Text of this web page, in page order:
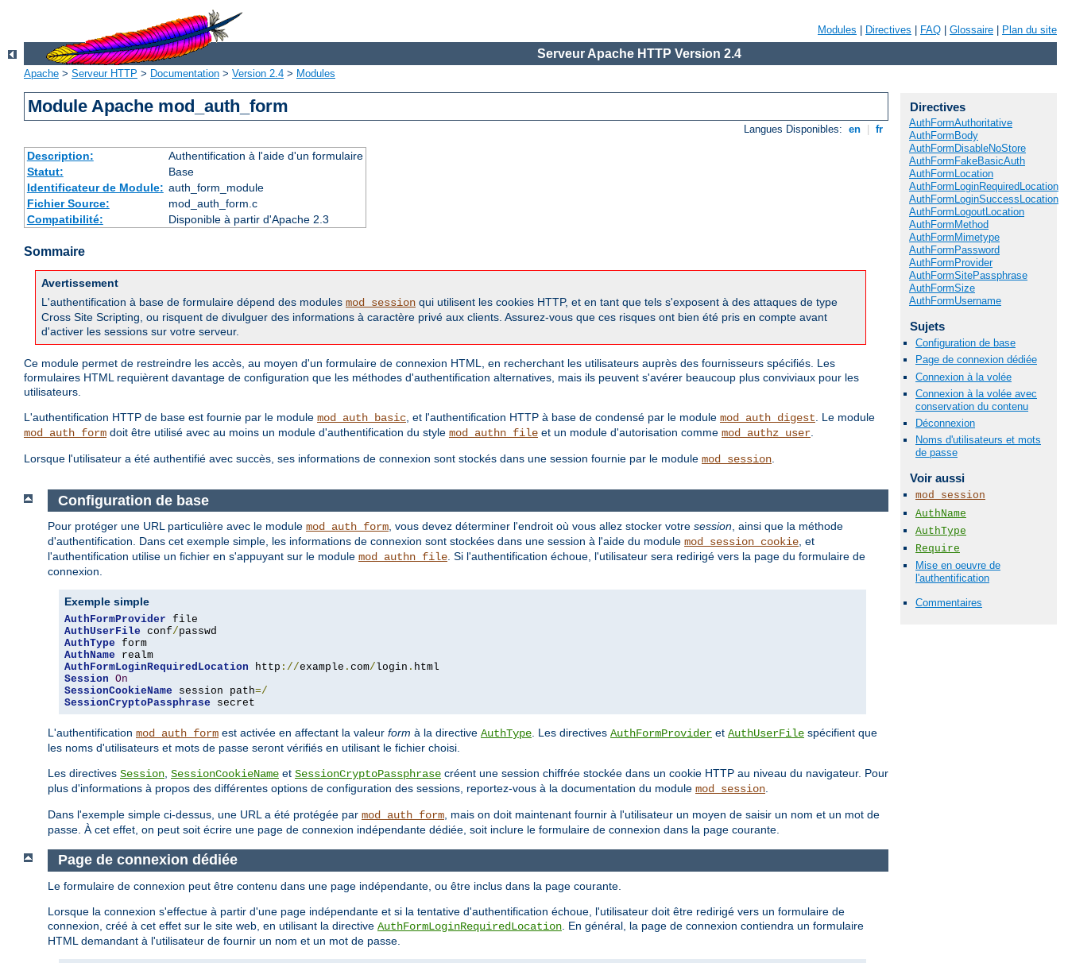
Modules Directives FAQ Glossaire Plan du site
Serveur Apache HTTP Version 2.4
Apache > Serveur HTTP > Documentation > Version 2.4 > Modules
Module Apache mod_auth_form
Langues Disponibles: en fr
Description:
Authentification à l'aide d'un formulaire
Statut:
Base
Identificateur de Module: auth_form_module
Fichier Source:
mod_auth_form.c
Compatibilité:
Disponible à partir d'Apache 2.3
Sommaire
Avertissement
L'authentification à base de formulaire dépend des modules mod_session qui utilisent les cookies HTTP, et en tant que tels s'exposent à des attaques de type
Cross Site Scripting, ou risquent de divulguer des informations à caractère privé aux clients. Assurez-vous que ces risques ont bien été pris en compte avant
d'activer les sessions sur votre serveur.
Ce module permet de restreindre les accès, au moyen d'un formulaire de connexion HTML, en recherchant les utilisateurs auprès des fournisseurs spécifiés. Les
formulaires HTML requièrent davantage de configuration que les méthodes d'authentification alternatives, mais ils peuvent s'avérer beaucoup plus conviviaux pour les
utilisateurs.
L'authentification HTTP de base est fournie par le module mod_auth_basic , et l'authentification HTTP à base de condensé par le module mod_auth_digest . Le module
mod_auth_form doit être utilisé avec au moins un module d'authentification du style mod_authn_file et un module d'autorisation comme mod_authz_user
Lorsque l'utilisateur a été authentifié avec succès, ses informations de connexion sont stockés dans une session fournie par le module mod_session
Directives
AuthFormAuthoritative
AuthFormBody
AuthFormDisableNoStore
AuthFormFakeBasicAuth
AuthFormLocation
AuthFormLoginRequiredLocation
AuthFormLoginSuccessLocation
AuthFormLogoutLocation
AuthFormMethod
AuthFormMimetype
AuthFormPassword
AuthFormProvider
AuthFormSitePassphrase
AuthFormSize
AuthFormUsername
Sujets
Configuration de base
Page de connexion dédiée
Connexion à la volée
Connexion à la volée avec
conservation du contenu
Déconnexion
Noms d'utilisateurs et mots
de passe
Voir aussi
mod_session
AuthName
AuthType
Require
Mise en oeuvre de
l'authentification
Commentaires
Configuration de base
Pour protéger une URL particulière avec le module mod_auth_form, vous devez déterminer l'endroit où vous allez stocker votre session, ainsi que la méthode
d'authentification. Dans cet exemple simple, les informations de connexion sont stockées dans une session à l'aide du module mod_session_cookie, et
l'authentification utilise un fichier en s'appuyant sur le module mod_authn_file. Si l'authentification échoue, l'utilisateur sera redirigé vers la page du formulaire de
connexion.
Exemple simple
AuthFormProvider
AuthUserFile conf/
AuthType
AuthName
AuthFormLoginRequiredLocation http ://example . com/login .
Session On
SessionCookieName session path=/
SessionCryptoPassphrase secret
L'authentification mod_auth_form est activée en affectant la valeur form à la directive AuthType. Les directives AuthFormProvider et AuthUserFile spécifient que
les noms d'utilisateurs et mots de passe seront vérifiés en utilisant le fichier choisi.
Les directives Session, SessionCookieName et SessionCryptoPassphrase créent une session chiffrée stockée dans un cookie HTTP au niveau du navigateur. Pour
plus d'informations à propos des différentes options de configuration des sessions, reportez-vous à la documentation du module mod_session.
Dans l'exemple simple ci-dessus, une URL a été protégée par mod_auth_form, mais on doit maintenant fournir à l'utilisateur un moyen de saisir un nom et un mot de
passe. À cet effet, on peut soit écrire une page de connexion indépendante dédiée, soit inclure le formulaire de connexion dans la page courante.
Page de connexion dédiée
Le formulaire de connexion peut être contenu dans une page indépendante, ou être inclus dans la page courante.
Lorsque la connexion s'effectue à partir d'une page indépendante et si la tentative d'authentification échoue, l'utilisateur doit être redirigé vers un formulaire de
connexion, créé à cet effet sur le site web, en utilisant la directive AuthFormLoginRequiredLocation . En général, la page de connexion contiendra un formulaire
HTML demandant à l'utilisateur de fournir un nom et un mot de passe.